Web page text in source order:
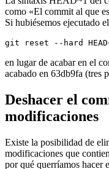
como «El commit al que
Si hubiésemos ejecutado
git reset --hard
en lugar de acabar en el
acabado en 63db9fa (tres
Deshacer el
modificaciones
Existe la posibilidad de
modificaciones que
por qué querríamos hacer